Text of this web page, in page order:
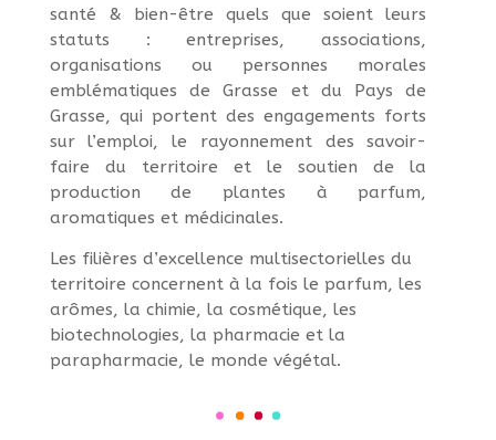
santé & bien-être quels que soient leurs
statuts : entreprises, associations,
organisations ou personnes morales
emblématiques de Grasse et du Pays de
Grasse, qui portent des engagements forts
sur l’emploi, le rayonnement des savoir-
faire du territoire et le soutien de la
production de plantes à parfum,
aromatiques et médicinales.
Les filières d’excellence multisectorielles du
territoire concernent à la fois le parfum, les
arômes, la chimie, la cosmétique, les
biotechnologies, la pharmacie et la
parapharmacie, le monde végétal.